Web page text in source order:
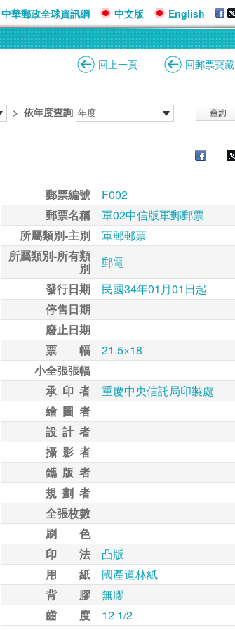
中華郵政全球資訊網 中文版 English
回上一頁 回郵票寶藏
> 依年度查詢
郵票編號
F002
郵票名稱
軍02中信版軍郵郵票
所屬類別-主別
軍郵郵票
所屬類別-所有類
別
郵電
發行日期
民國34年01月01日起
停售日期
廢止日期
票 幅
21.5×18
小全張張幅
承 印 者
重慶中央信託局印製處
繪 圖 者
設 計 者
攝 影 者
鑴 版 者
規 劃 者
全張枚數
刷 色
印 法
凸版
用 紙
國產道林紙
背 膠
無膠
齒 度
12 1/2